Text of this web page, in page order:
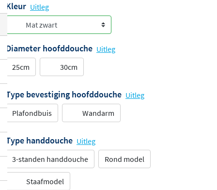
Kleur Uitleg
Diameter hoofddouche Uitleg
25cm
30cm
Type bevestiging hoofddouche Uitleg
Plafondbuis
Wandarm
Type handdouche Uitleg
3-standen handdouche
Rond model
Staafmodel